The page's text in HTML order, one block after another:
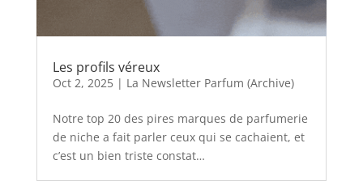
Les profils véreux
Oct 2, 2025| La Newsletter Parfum (Archive)
Notre top 20 des pires marques de parfumerie
de niche a fait parler ceux qui se cachaient, et
c’est un bien triste constat…